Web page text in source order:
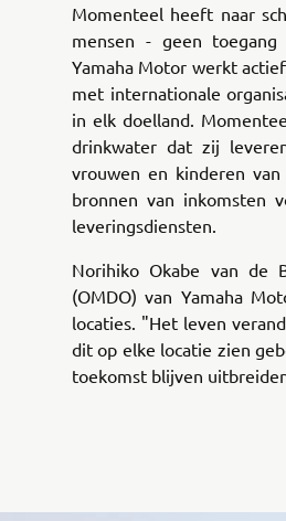
Momenteel heeft naar
mensen - geen toegang
Yamaha Motor werkt
met internationale
in elk doelland.
drinkwater dat zij
vrouwen en kinderen
bronnen van inkomsten
leveringsdiensten.
Norihiko Okabe van de
(OMDO) van Yamaha
locaties. "Het leven
dit op elke locatie zien
toekomst blijven